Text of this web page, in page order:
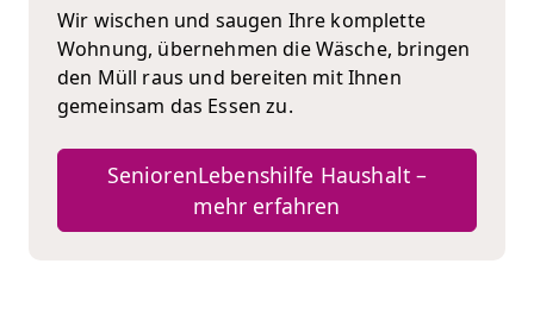
Wir wischen und saugen Ihre komplette
Wohnung, übernehmen die Wäsche, bringen
den Müll raus und bereiten mit Ihnen
gemeinsam das Essen zu.
SeniorenLebenshilfe Haushalt –
mehr erfahren